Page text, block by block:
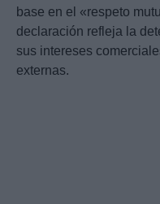
base en el «respeto
declaración refleja la
sus intereses
externas.